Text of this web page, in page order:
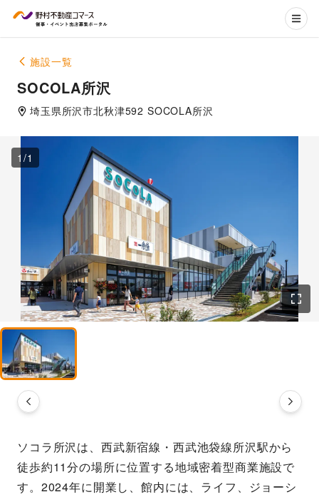
施設一覧
SOCOLA所沢
埼玉県所沢市北秋津592 SOCOLA所沢
1 /1
ソコラ所沢は、西武新宿線・西武池袋線所沢駅から
徒歩約11分の場所に位置する地域密着型商業施設で
す。2024年に開業し、館内には、ライフ、ジョーシ